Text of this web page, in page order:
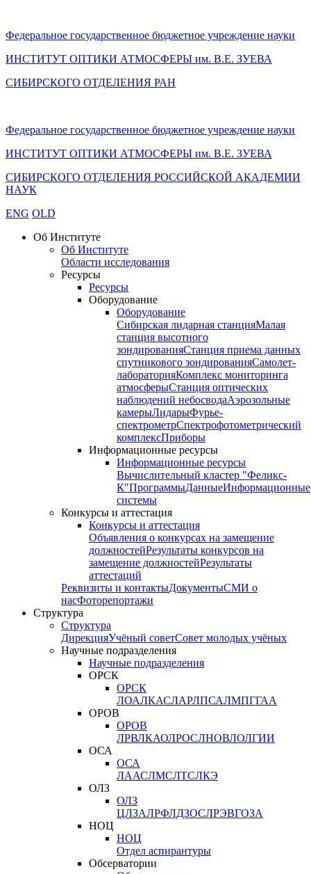
Федеральное государственное бюджетное учреждение науки
ИНСТИТУТ ОПТИКИ АТМОСФЕРЫ им. В.Е. ЗУЕВА
СИБИРСКОГО ОТДЕЛЕНИЯ РАН
Федеральное государственное бюджетное учреждение науки
ИНСТИТУТ ОПТИКИ АТМОСФЕРЫ им. В.Е. ЗУЕВА
СИБИРСКОГО ОТДЕЛЕНИЯ РОССИЙСКОЙ АКАДЕМИИ
НАУК
ENG OLD
Об Институте
Об Институте
Области исследования
Ресурсы
Ресурсы
Оборудование
Оборудование
Сибирская лидарная станцияМалая
станция высотного
зондированияСтанция приема данных
спутникового зондированияСамолет-
лабораторияКомплекс мониторинга
атмосферыСтанция оптических
наблюдений небосводаАэрозольные
камерыЛидарыФурье-
спектрометрСпектрофотометрический
комплексПриборы
Информационные ресурсы
Информационные ресурсы
Вычислительный кластер "Феликс-
К"ПрограммыДанныеИнформационные
системы
Конкурсы и аттестация
Конкурсы и аттестация
Объявления о конкурсах на замещение
должностейРезультаты конкурсов на
замещение должностейРезультаты
аттестаций
Реквизиты и контактыДокументыСМИ о
насФоторепортажи
Структура
Структура
ДирекцияУчёный советСовет молодых учёных
Научные подразделения
Научные подразделения
ОРСК
ОРСК
ЛОАЛКАСЛАРЛПСАЛМПГГАА
ОРОВ
ОРОВ
ЛРВЛКАОЛРОСЛНОВЛОЛГИИ
ОСА
ОСА
ЛААСЛМСЛТСЛКЭ
ОЛЗ
ОЛЗ
ЦЛЗАЛРФЛДЗОСЛРЭВГОЗА
НОЦ
НОЦ
Отдел аспирантуры
Обсерватории